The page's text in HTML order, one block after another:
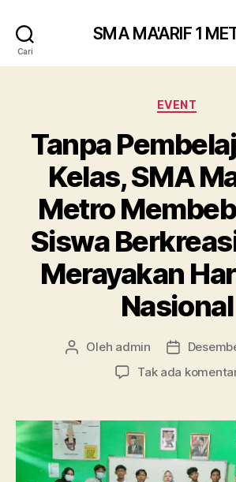
Cari
SMA MA'ARIF 1
Kategori
EVENT
Tanpa
Kelas, SMA
Metro
Siswa
Merayakan
Nasional
Penulis
Oleh admin
Tanggal
artikel
Tak ada